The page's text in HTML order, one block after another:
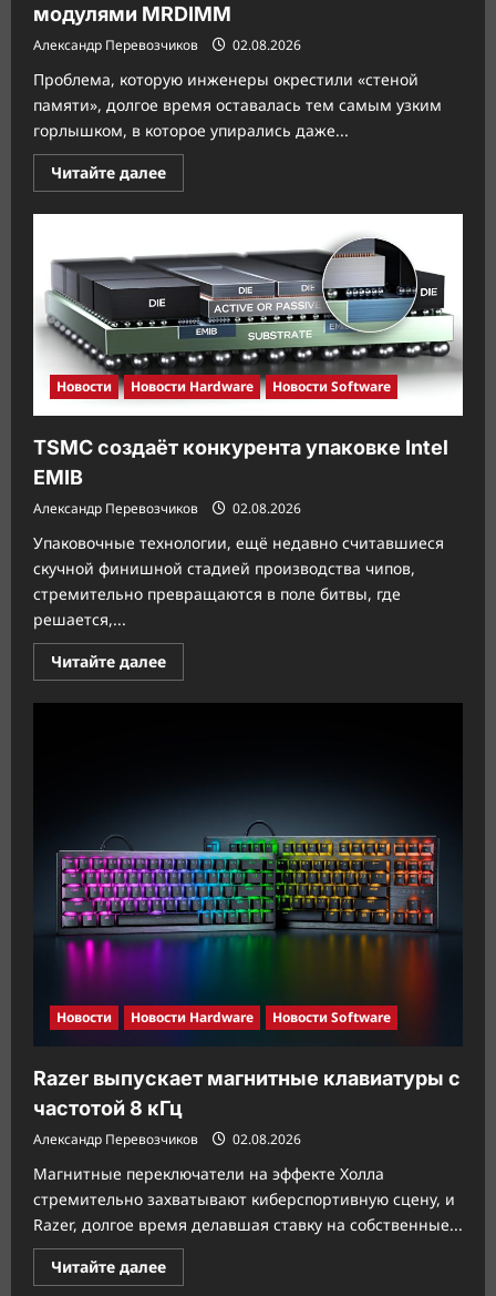
модулями MRDIMM
Александр Перевозчиков 02.08.2026
Проблема, которую инженеры окрестили «стеной
памяти», долгое время оставалась тем самым узким
горлышком, в которое упирались даже...
Читайте далееПрочитать
больше
Innodisk
стену
памяти
модулями
MRDIMM
Новости Новости Hardware Новости Software
TSMC создаёт конкурента упаковке Intel
EMIB
Александр Перевозчиков 02.08.2026
Упаковочные технологии, ещё недавно считавшиеся
скучной финишной стадией производства чипов,
стремительно превращаются в поле битвы, где
решается,...
Читайте далееПрочитать
больше
TSMC
Новости Новости Hardware Новости Software
Razer выпускает магнитные клавиатуры с
частотой 8 кГц
Александр Перевозчиков 02.08.2026
Магнитные переключатели на эффекте Холла
стремительно захватывают киберспортивную сцену, и
Razer, долгое время делавшая ставку на собственные...
Читайте далееПрочитать
больше